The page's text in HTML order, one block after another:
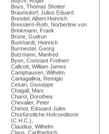
Boys, Thomas Shotter
Braunsdorf, Julius Eduard
Brendel, Albert Heinrich
Bresslern-Roth, Norbertine von
Brinkmann, Frank
Brüne, Gudrun
Burkhardt, Heinrich
Burmester, Georg
Butzmann, Manfred
Byon, Constant Freiherr
Callcott, William James
Camphausen, Wilhelm
Cantagallina, Remigio
Cesari, Giuseppe
Chagall, Marc
Charol, Dorothea
Chevalier, Peter
Chimot, Edouard Jules
Churfürstliche Hofconditorei
(C.H.C.),
Claudius, Wilhelm
Claus, Carlfriedrich